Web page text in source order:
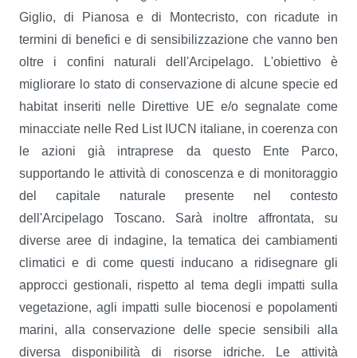
Giglio, di Pianosa e di Montecristo, con ricadute in
termini di benefici e di sensibilizzazione che vanno ben
oltre i confini naturali dell'Arcipelago. L'obiettivo è
migliorare lo stato di conservazione di alcune specie ed
habitat inseriti nelle Direttive UE e/o segnalate come
minacciate nelle Red List IUCN italiane, in coerenza con
le azioni già intraprese da questo Ente Parco,
supportando le attività di conoscenza e di monitoraggio
del capitale naturale presente nel contesto
dell'Arcipelago Toscano. Sarà inoltre affrontata, su
diverse aree di indagine, la tematica dei cambiamenti
climatici e di come questi inducano a ridisegnare gli
approcci gestionali, rispetto al tema degli impatti sulla
vegetazione, agli impatti sulle biocenosi e popolamenti
marini, alla conservazione delle specie sensibili alla
diversa disponibilità di risorse idriche. Le attività